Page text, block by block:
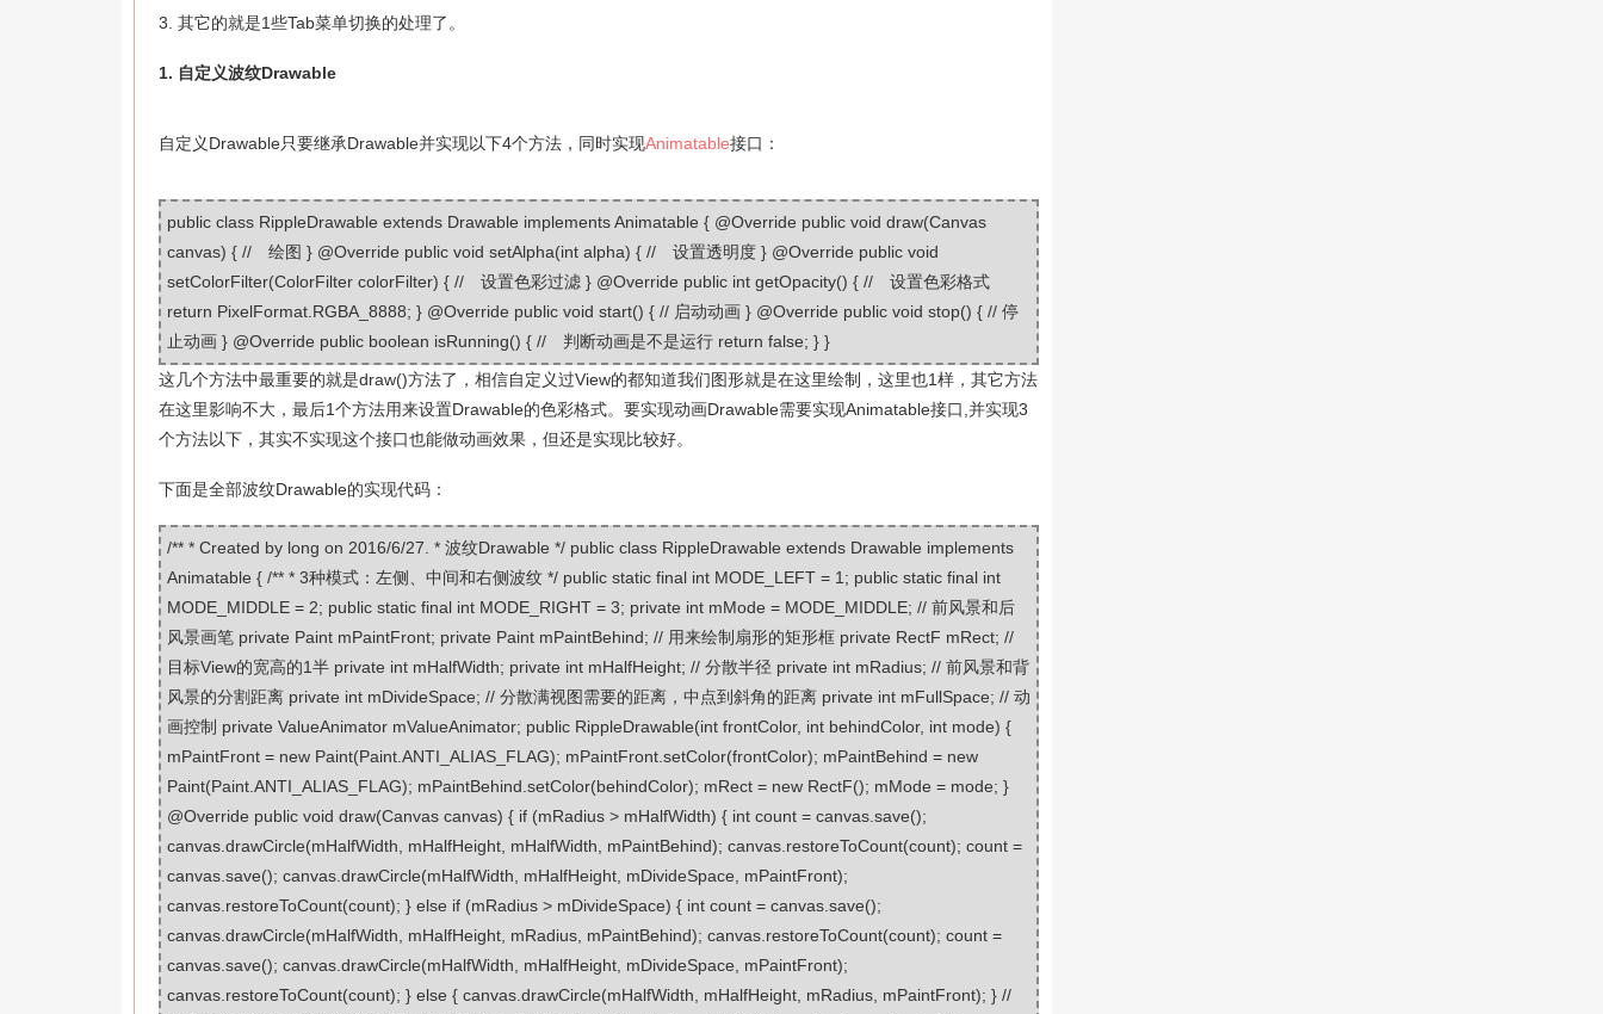
3. 其它的就是1些Tab菜单切换的处理了。
1. 自定义波纹Drawable
自定义Drawable只要继承Drawable并实现以下4个方法，同时实现Animatable接口 ：
public class RippleDrawable extends Drawable implements Animatable { @Override public void draw(Canvas
canvas) { // 绘图 } @Override public void setAlpha(int alpha) { // 设置透明度 } @Override public void
setColorFilter(ColorFilter colorFilter) { // 设置色彩过滤 } @Override public int getOpacity() { // 设置色彩格式
return PixelFormat.RGBA_8888; } @Override public void start() { // 启动动画 } @Override public void stop() { // 停
止动画 } @Override public boolean isRunning() { // 判断动画是不是运行 return false; } }
这几个方法中最重要的就是draw()方法了，相信自定义过View的都知道我们图形就是在这里绘制，这里也1样，其它方法
在这里影响不大，最后1个方法用来设置Drawable的色彩格式。 要实现动画Drawable需要实现Animatable接口,并实现3
个方法以下，其实不实现这个接口也能做动画效果，但还是实现比较好。
下面是全部波纹Drawable的实现代码：
/** * Created by long on 2016/6/27. * 波纹Drawable */ public class RippleDrawable extends Drawable implements
Animatable { /** * 3种模式：左侧、中间和右侧波纹 */ public static final int MODE_LEFT = 1; public static final int
MODE_MIDDLE = 2; public static final int MODE_RIGHT = 3; private int mMode = MODE_MIDDLE; // 前风景和后
风景画笔 private Paint mPaintFront; private Paint mPaintBehind; // 用来绘制扇形的矩形框 private RectF mRect; //
目标View的宽高的1半 private int mHalfWidth; private int mHalfHeight; // 分散半径 private int mRadius; // 前风景和背
风景的分割距离 private int mDivideSpace; // 分散满视图需要的距离，中点到斜角的距离 private int mFullSpace; // 动
画控制 private ValueAnimator mValueAnimator; public RippleDrawable(int frontColor, int behindColor, int mode) {
mPaintFront = new Paint(Paint.ANTI_ALIAS_FLAG); mPaintFront.setColor(frontColor); mPaintBehind = new
Paint(Paint.ANTI_ALIAS_FLAG); mPaintBehind.setColor(behindColor); mRect = new RectF(); mMode = mode; }
@Override public void draw(Canvas canvas) { if (mRadius > mHalfWidth) { int count = canvas.save();
canvas.drawCircle(mHalfWidth, mHalfHeight, mHalfWidth, mPaintBehind); canvas.restoreToCount(count); count =
canvas.save(); canvas.drawCircle(mHalfWidth, mHalfHeight, mDivideSpace, mPaintFront);
canvas.restoreToCount(count); } else if (mRadius > mDivideSpace) { int count = canvas.save();
canvas.drawCircle(mHalfWidth, mHalfHeight, mRadius, mPaintBehind); canvas.restoreToCount(count); count =
canvas.save(); canvas.drawCircle(mHalfWidth, mHalfHeight, mDivideSpace, mPaintFront);
canvas.restoreToCount(count); } else { canvas.drawCircle(mHalfWidth, mHalfHeight, mRadius, mPaintFront); } //